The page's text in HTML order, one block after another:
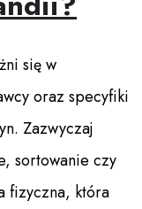
się w
oraz specyfiki
Zazwyczaj
sortowanie czy
fizyczna, która